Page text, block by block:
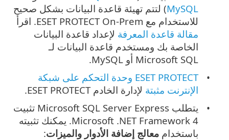
MySQL) لتتم تهيئة قاعدة البيانات بشكل صحيح
للاستخدام مع ESET PROTECT On-Prem. اقرأ
مقالة قاعدة المعرفة لإعداد قاعدة البيانات
الخاصة بك ومستخدم قاعدة البيانات لـ
Microsoft SQL أو MySQL.
ESET PROTECT وحدة التحكم على شبكة
الإنترنت مثبتة لإدارة الخادم ESET PROTECT.
يتطلب Microsoft SQL Server Express تثبيت
Microsoft .NET Framework 4. يمكنك تثبيته
باستخدام معالج إضافة الأدوار والميزات: